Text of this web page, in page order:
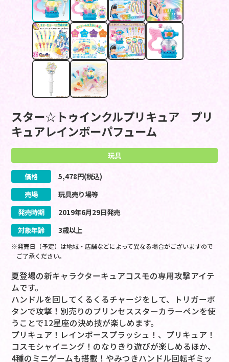
スター☆トゥインクルプリキュア プリ
キュアレインボーパフューム
玩具
価格 5,478円(税込)
売場
玩具売り場等
発売時期
2019年6月29日発売
対象年齢
3歳以上
※発売日（予定）は地域・店舗などによって異なる場合がございますので
ご了承ください。
夏登場の新キャラクターキュアコスモの専用攻撃アイテ
ムです。
ハンドルを回してくるくるチャージをして、トリガーボ
タンで攻撃！別売りのプリンセススターカラーペンを使
うことで12星座の決め技が楽しめます。
プリキュア！レインボースプラッシュ！、プリキュア！
コスモシャイニング！のなりきり遊びが楽しめるほか、
4種のミニゲームも搭載！やみつきハンドル回転ギミッ